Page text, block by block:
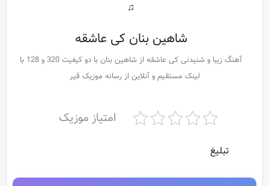
♫
شاهین بنان کی عاشقه
آهنگ زیبا و شنیدنی کی عاشقه از شاهین بنان با دو کیفیت 320 و 128 با
لینک مستقیم و آنلاین از رسانه موزیک قیر
امتیاز موزیک
تبلیغ